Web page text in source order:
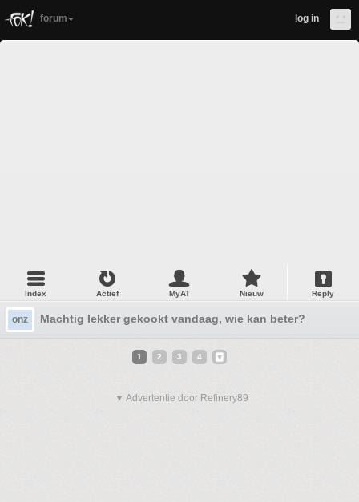
forum log in
Index Actief MyAT Nieuw Reply
onz Machtig lekker gekookt vandaag, wie kan beter?
1 2 3 4
▼ Advertentie door Refinery89